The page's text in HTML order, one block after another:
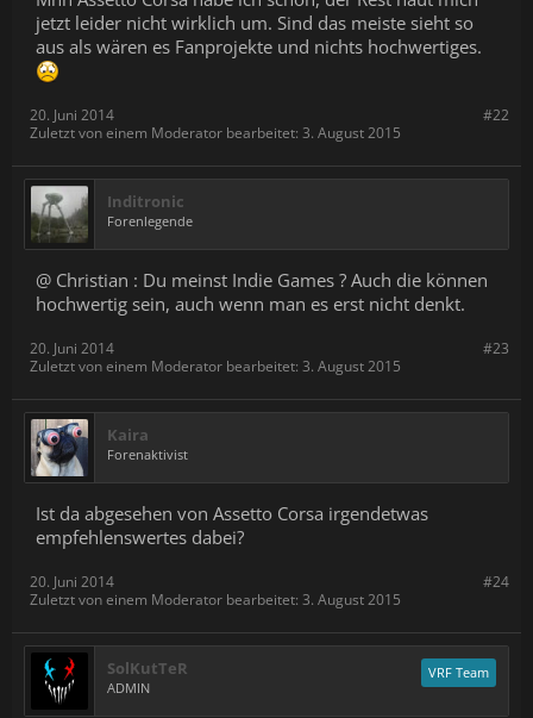
jetzt leider nicht wirklich um. Sind das meiste sieht so
aus als wären es Fanprojekte und nichts hochwertiges.
#22
20. Juni 2014
Zuletzt von einem Moderator bearbeitet: 3. August 2015
Inditronic
Forenlegende
@ Christian : Du meinst Indie Games ? Auch die können
hochwertig sein, auch wenn man es erst nicht denkt.
#23
20. Juni 2014
Zuletzt von einem Moderator bearbeitet: 3. August 2015
Kaira
Forenaktivist
Ist da abgesehen von Assetto Corsa irgendetwas
empfehlenswertes dabei?
#24
20. Juni 2014
Zuletzt von einem Moderator bearbeitet: 3. August 2015
SolKutTeR
ADMIN
VRF Team